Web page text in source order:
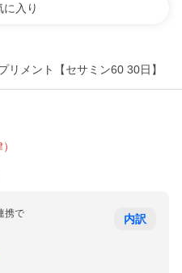
に入り
リメント【セサミン60 30日】
）
携で 内訳